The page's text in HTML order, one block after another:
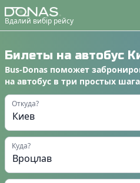
Вдалий вибір рейсу
Билеты на автобус
Bus-Donas поможет
на автобус в три простых шага
Откуда?
Куда?